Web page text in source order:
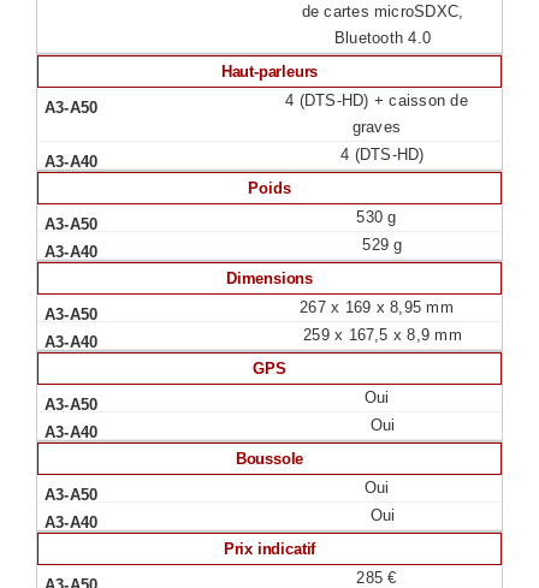
de cartes microSDXC,
Bluetooth 4.0
Haut-parleurs
4 (DTS-HD) + caisson de
graves
4 (DTS-HD)
Poids
530 g
529 g
Dimensions
267 x 169 x 8,95 mm
259 x 167,5 x 8,9 mm
GPS
Oui
Oui
Boussole
Oui
Oui
Prix indicatif
285 €